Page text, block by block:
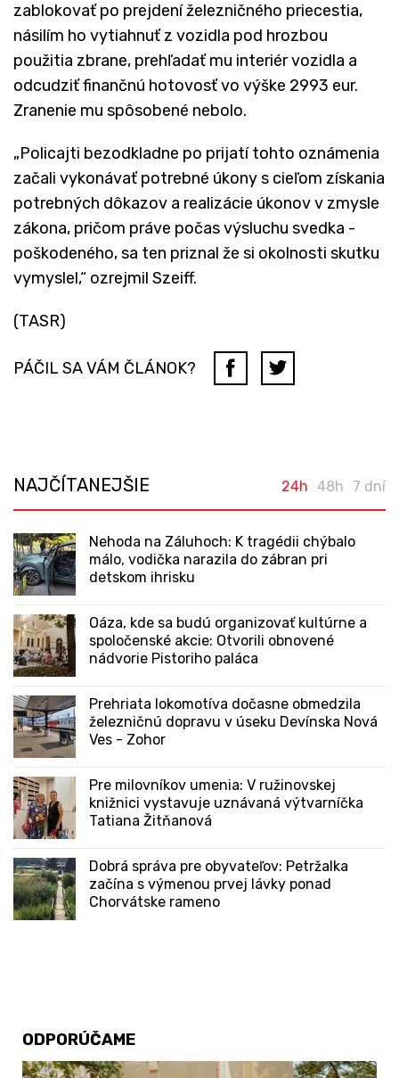
zablokovať po prejdení železničného priecestia,
násilím ho vytiahnuť z vozidla pod hrozbou
použitia zbrane, prehľadať mu interiér vozidla a
odcudziť finančnú hotovosť vo výške 2993 eur.
Zranenie mu spôsobené nebolo.
„Policajti bezodkladne po prijatí tohto oznámenia
začali vykonávať potrebné úkony s cieľom získania
potrebných dôkazov a realizácie úkonov v zmysle
zákona, pričom práve počas výsluchu svedka -
poškodeného, sa ten priznal že si okolnosti skutku
vymyslel,“ ozrejmil Szeiff.
(TASR)
PÁČIL SA VÁM ČLÁNOK?
NAJČÍTANEJŠIE 24h 48h 7 dní
Nehoda na Záluhoch: K tragédii chýbalo
málo, vodička narazila do zábran pri
detskom ihrisku
Oáza, kde sa budú organizovať kultúrne a
spoločenské akcie: Otvorili obnovené
nádvorie Pistoriho paláca
Prehriata lokomotíva dočasne obmedzila
železničnú dopravu v úseku Devínska Nová
Ves - Zohor
Pre milovníkov umenia: V ružinovskej
knižnici vystavuje uznávaná výtvarníčka
Tatiana Žitňanová
Dobrá správa pre obyvateľov: Petržalka
začína s výmenou prvej lávky ponad
Chorvátske rameno
ODPORÚČAME